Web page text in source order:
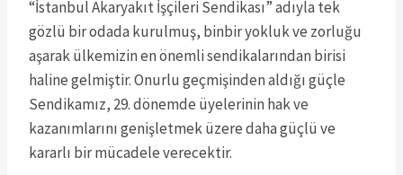
“İstanbul Akaryakıt İşçileri Sendikası” adıyla tek
gözlü bir odada kurulmuş, binbir yokluk ve zorluğu
aşarak ülkemizin en önemli sendikalarından birisi
haline gelmiştir. Onurlu geçmişinden aldığı güçle
Sendikamız, 29. dönemde üyelerinin hak ve
kazanımlarını genişletmek üzere daha güçlü ve
kararlı bir mücadele verecektir.